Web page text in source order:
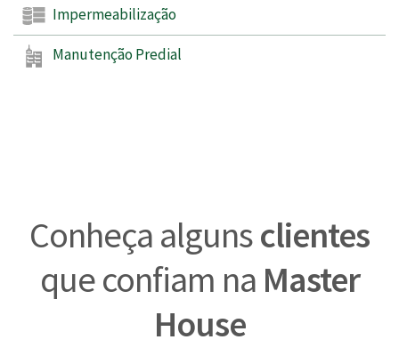
Impermeabilização
Manutenção Predial
Conheça algunsclientes
que confiam na Master
House